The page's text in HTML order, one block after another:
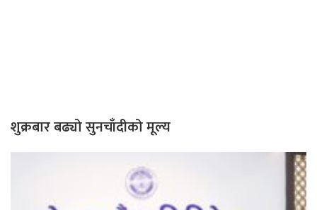
शुक्रबार बढ्यो सुनचाँदीको मूल्य